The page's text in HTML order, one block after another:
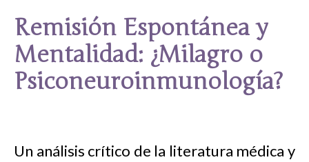
Remisión Espontánea y
Mentalidad: ¿Milagro o
Psiconeuroinmunología?
Un análisis crítico de la literatura médica y